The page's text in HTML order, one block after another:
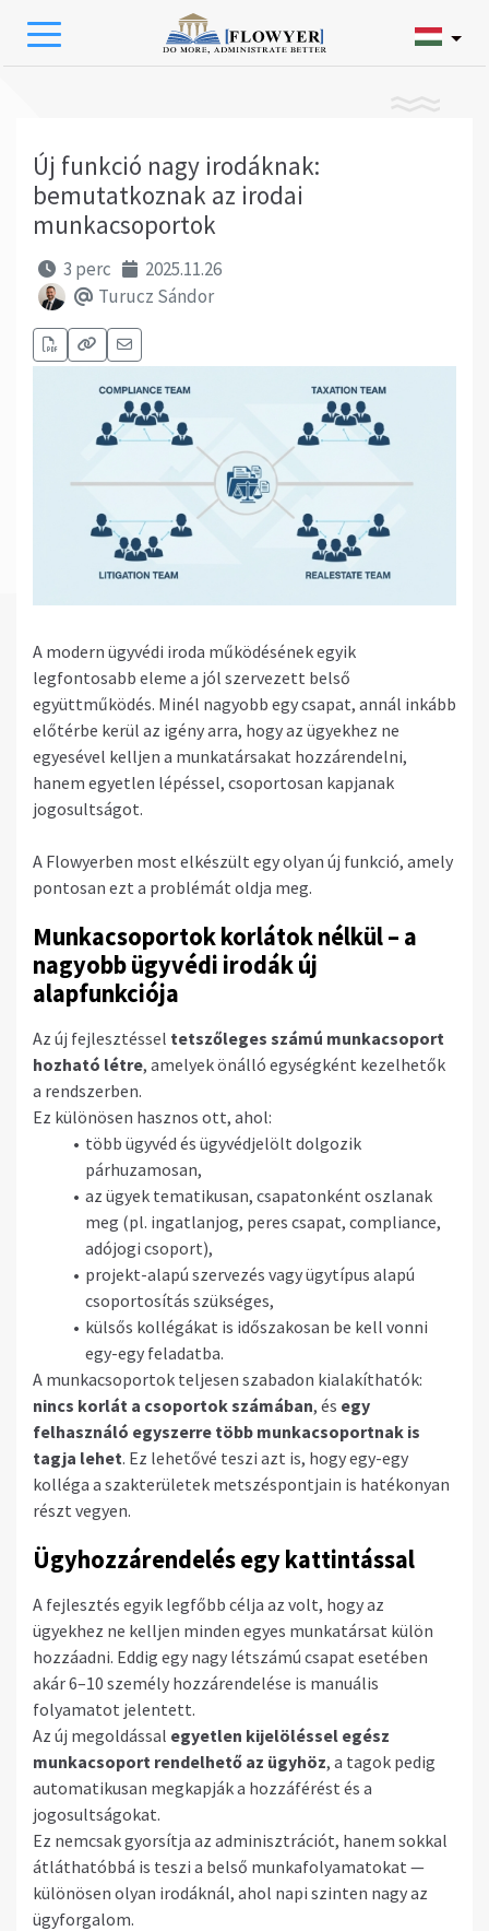
Új funkció nagy irodáknak:
bemutatkoznak az irodai
munkacsoportok
3 perc
2025.11.26
Turucz Sándor
A modern ügyvédi iroda működésének egyik
legfontosabb eleme a jól szervezett belső
együttműködés. Minél nagyobb egy csapat, annál inkább
előtérbe kerül az igény arra, hogy az ügyekhez ne
egyesével kelljen a munkatársakat hozzárendelni,
hanem egyetlen lépéssel, csoportosan kapjanak
jogosultságot.
A Flowyerben most elkészült egy olyan új funkció, amely
pontosan ezt a problémát oldja meg.
Munkacsoportok korlátok nélkül – a
nagyobb ügyvédi irodák új
alapfunkciója
Az új fejlesztéssel tetszőleges számú munkacsoport
hozható létre, amelyek önálló egységként kezelhetők
a rendszerben.
Ez különösen hasznos ott, ahol:
több ügyvéd és ügyvédjelölt dolgozik
párhuzamosan,
az ügyek tematikusan, csapatonként oszlanak
meg (pl. ingatlanjog, peres csapat, compliance,
adójogi csoport),
projekt-alapú szervezés vagy ügytípus alapú
csoportosítás szükséges,
külsős kollégákat is időszakosan be kell vonni
egy-egy feladatba.
A munkacsoportok teljesen szabadon kialakíthatók:
nincs korlát a csoportok számában, és egy
felhasználó egyszerre több munkacsoportnak is
tagja lehet. Ez lehetővé teszi azt is, hogy egy-egy
kolléga a szakterületek metszéspontjain is hatékonyan
részt vegyen.
Ügyhozzárendelés egy kattintással
A fejlesztés egyik legfőbb célja az volt, hogy az
ügyekhez ne kelljen minden egyes munkatársat külön
hozzáadni. Eddig egy nagy létszámú csapat esetében
akár 6–10 személy hozzárendelése is manuális
folyamatot jelentett.
Az új megoldással egyetlen kijelöléssel egész
munkacsoport rendelhető az ügyhöz, a tagok pedig
automatikusan megkapják a hozzáférést és a
jogosultságokat.
Ez nemcsak gyorsítja az adminisztrációt, hanem sokkal
átláthatóbbá is teszi a belső munkafolyamatokat —
különösen olyan irodáknál, ahol napi szinten nagy az
ügyforgalom.